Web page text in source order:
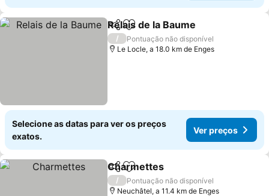
PartilharAdicionar aos favoritos
Relais de la Baume
/
Pontuação não disponível
Le Locle, a 18.0 km de Enges
Selecione as datas para ver os preços
exatos.
Ver preços
PartilharAdicionar aos favoritos
Charmettes
/
Pontuação não disponível
Neuchâtel, a 11.4 km de Enges